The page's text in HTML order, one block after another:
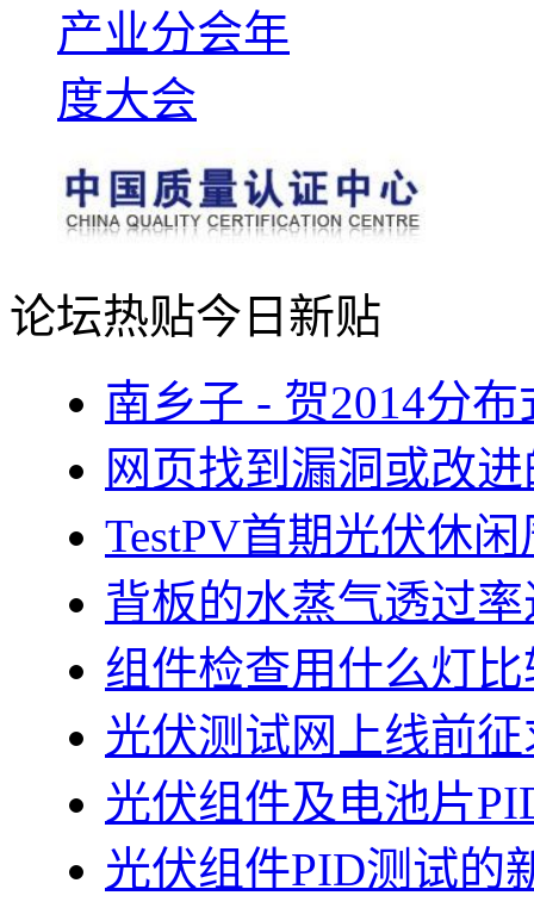
论坛热贴今日新贴
南乡子 - 贺2014分
网页找到漏洞或改
TestPV首期光伏休
背板的水蒸气透过
组件检查用什么灯
光伏测试网上线前
光伏组件及电池片
光伏组件PID测试的